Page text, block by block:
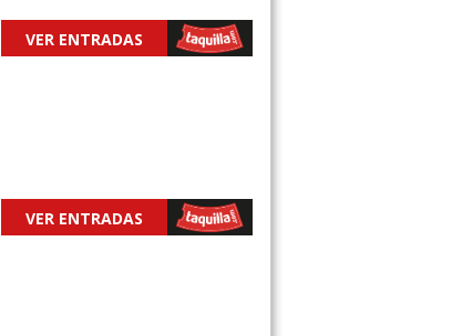
VER ENTRADAS
VER ENTRADAS